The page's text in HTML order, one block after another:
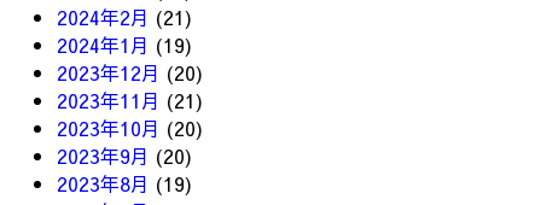
2024年2月 (21)
2024年1月 (19)
2023年12月 (20)
2023年11月 (21)
2023年10月 (20)
2023年9月 (20)
2023年8月 (19)